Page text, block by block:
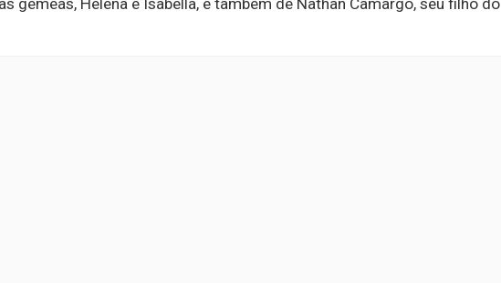
Mute
gêmeas, Helena e Isabella, e também de Nathan Camargo, seu filho do